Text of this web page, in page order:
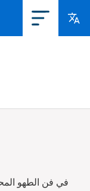
في فن الطهو